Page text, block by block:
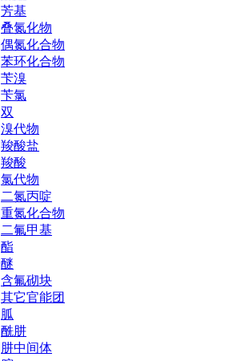
芳基
叠氮化物
偶氮化合物
苯环化合物
苄溴
苄氯
双
溴代物
羧酸盐
羧酸
氯代物
二氮丙啶
重氮化合物
二氟甲基
酯
醚
含氟砌块
其它官能团
胍
酰肼
肼中间体